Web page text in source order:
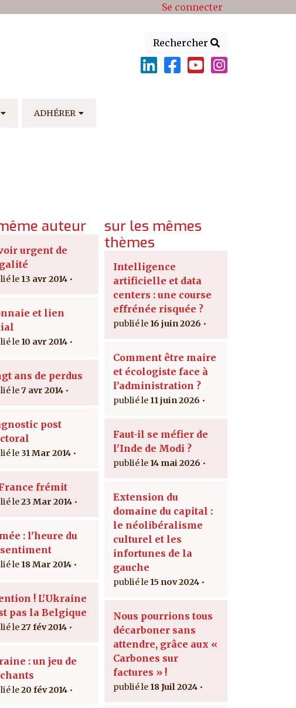
Se connecter
Rechercher
ADHÉRER
auteur
urgent de
13 avr 2014
et lien
10 avr 2014
ans de perdus
7 avr 2014
post
31 Mar 2014
frémit
23 Mar 2014
: l'heure du
18 Mar 2014
! L'Ukraine
pas la Belgique
27 fév 2014
: un jeu de
20 fév 2014
sur les mêmes
thèmes
Intelligence
artificielle et data
centers : une course
effrénée risquée ?
16 juin 2026
Comment être maire
et écologiste face à
l’administration ?
11 juin 2026
Faut-il se méfier de
l'Inde de Modi ?
14 mai 2026
Extension du
domaine du capital :
le néolibéralisme
culturel et les
infortunes de la
gauche
15 nov 2024
Nous pourrions tous
décarboner sans
attendre, grâce aux «
Carbones sur
factures » !
18 Juil 2024